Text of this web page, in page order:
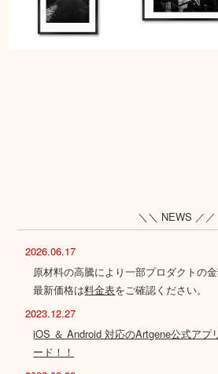
＼＼ NEWS ／／
2026.06.17
原材料の高騰により一部プロダクトの
最新価格は料金表をご確認ください。
2023.12.27
iOS ＆ Android 対応のArtgene公式アプ
ード！！